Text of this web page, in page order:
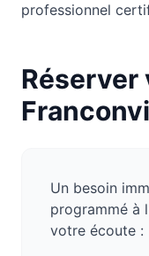
professionnel
Réserver
Un besoin
programmé à
votre écoute :